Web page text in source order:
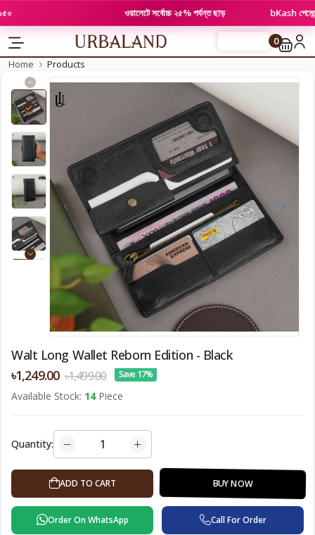
ওয়ালেটে সর্বোচ্চ ২৫% পর্যন্ত ছাড় bKash পেমেন্টে
0
Home
Products
Walt Long Wallet Reborn Edition - Black
৳1,249.00 ৳1,499.00 Save 17%
Available Stock: 14Piece
Quantity:
ADD TO CART BUY NOW
Order On WhatsApp Call For Order